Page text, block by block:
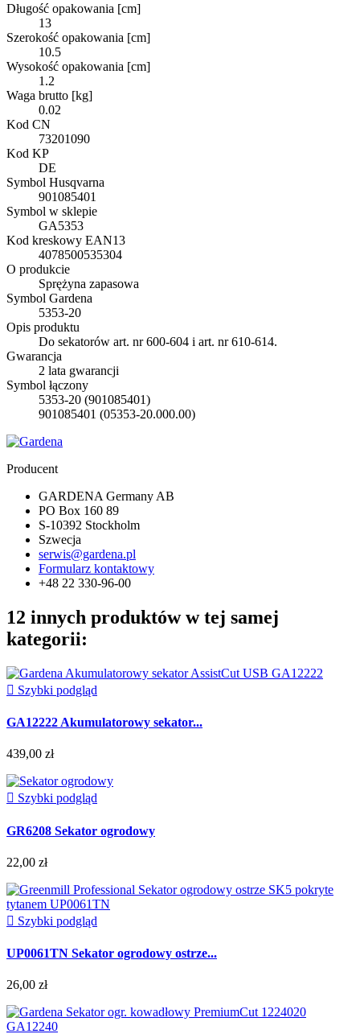
Długość opakowania [cm]
13
Szerokość opakowania [cm]
10.5
Wysokość opakowania [cm]
1.2
Waga brutto [kg]
0.02
Kod CN
73201090
Kod KP
DE
Symbol Husqvarna
901085401
Symbol w sklepie
GA5353
Kod kreskowy EAN13
4078500535304
O produkcie
Sprężyna zapasowa
Symbol Gardena
5353-20
Opis produktu
Do sekatorów art. nr 600-604 i art. nr 610-614.
Gwarancja
2 lata gwarancji
Symbol łączony
5353-20 (901085401)
901085401 (05353-20.000.00)
Producent
GARDENA Germany AB
PO Box 160 89
S-10392 Stockholm
Szwecja
serwis@gardena.pl
Formularz kontaktowy
+48 22 330-96-00
12 innych produktów w tej samej
kategorii:
 Szybki podgląd
GA12222 Akumulatorowy sekator...
439,00 zł
 Szybki podgląd
GR6208 Sekator ogrodowy
22,00 zł
 Szybki podgląd
UP0061TN Sekator ogrodowy ostrze...
26,00 zł